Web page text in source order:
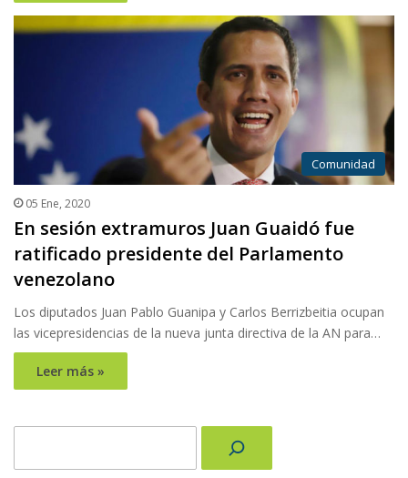
Comunidad
05 Ene, 2020
En sesión extramuros Juan Guaidó fue
ratificado presidente del Parlamento
venezolano
Los diputados Juan Pablo Guanipa y Carlos Berrizbeitia ocupan
las vicepresidencias de la nueva junta directiva de la AN para…
Leer más »